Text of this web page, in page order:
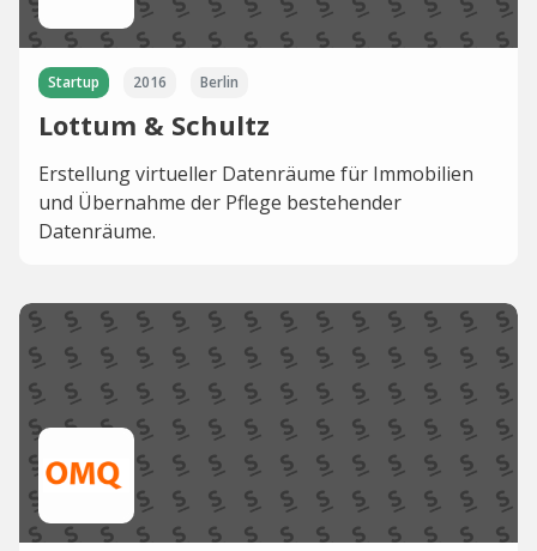
Startup 2016 Berlin
Lottum & Schultz
Erstellung virtueller Datenräume für Immobilien
und Übernahme der Pflege bestehender
Datenräume.